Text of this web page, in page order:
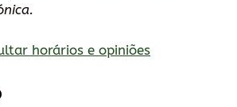
horários e opiniões